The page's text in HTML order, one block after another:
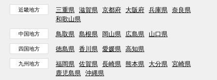
近畿地方 三重県 滋賀県 京都府 大阪府 兵庫県 奈良県
和歌山県
中国地方 鳥取県 島根県 岡山県 広島県 山口県
四国地方 徳島県 香川県 愛媛県 高知県
九州地方 福岡県 佐賀県 長崎県 熊本県 大分県 宮崎県
鹿児島県 沖縄県